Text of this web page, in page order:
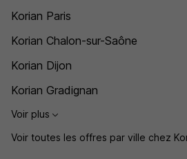
Korian Paris
Korian Chalon-sur-Saône
Korian Dijon
Korian Gradignan
Voir plus
Voir toutes les offres par ville chez